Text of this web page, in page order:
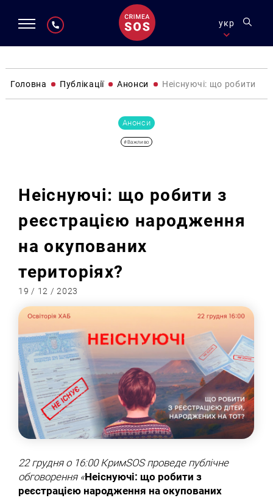
укр
Головна Публікації Анонси Неіснуючі: що робити з
Анонси
#Важливо
Неіснуючі: що робити з
реєстрацією народження
на окупованих
територіях?
19 / 12 / 2023
22 грудня о 16:00 КримSOS проведе публічне
обговорення «Неіснуючі: що робити з
реєстрацією народження на окупованих